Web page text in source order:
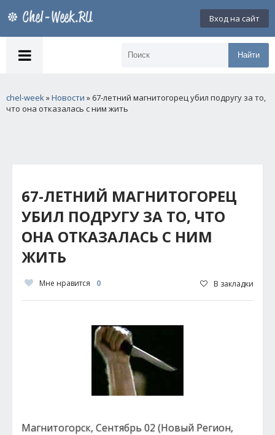
Вход на сайт
Найти
chel-week»Новости » 67-летний магнитогорец убил подругу за то,
что она отказалась с ним жить
67-ЛЕТНИЙ МАГНИТОГОРЕЦ
УБИЛ ПОДРУГУ ЗА ТО, ЧТО
ОНА ОТКАЗАЛАСЬ С НИМ
ЖИТЬ
Мне нравится 0 В закладки
Магнитогорск, Сентябрь 02 (Новый Регион,